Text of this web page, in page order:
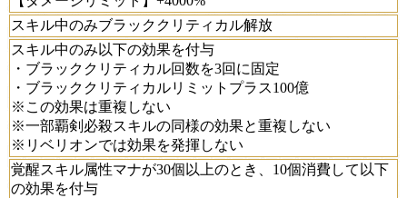
スキル中のみブラッククリティカル解放
スキル中のみ以下の効果を付与
・ブラッククリティカル回数を3回に固定
・ブラッククリティカルリミットプラス100億
※この効果は重複しない
※一部覇剣必殺スキルの同様の効果と重複しない
※リベリオンでは効果を発揮しない
覚醒スキル属性マナが30個以上のとき、10個消費して以下
の効果を付与